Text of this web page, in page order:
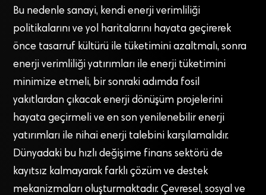
Bu nedenle sanayi, kendi enerji verimliliği
politikalarını ve yol haritalarını hayata geçirerek
önce tasarruf kültürü ile tüketimini azaltmalı, sonra
enerji verimliliği yatırımları ile enerji tüketimini
minimize etmeli, bir sonraki adımda fosil
yakıtlardan çıkacak enerji dönüşüm projelerini
hayata geçirmeli ve en son yenilenebilir enerji
yatırımları ile nihai enerji talebini karşılamalıdır.
Dünyadaki bu hızlı değişime finans sektörü de
kayıtsız kalmayarak farklı çözüm ve destek
mekanizmaları oluşturmaktadır. Çevresel, sosyal ve